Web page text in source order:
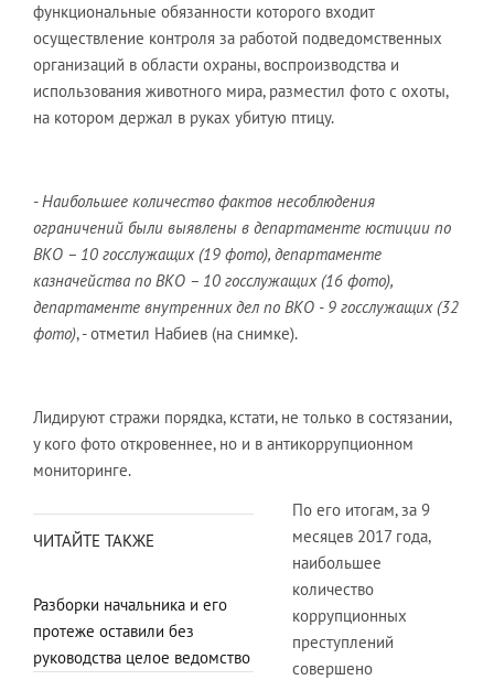
функциональные обязанности которого входит
осуществление контроля за работой подведомственных
организаций в области охраны, воспроизводства и
использования животного мира, разместил фото с охоты,
на котором держал в руках убитую птицу.
- Наибольшее количество фактов несоблюдения
ограничений были выявлены в департаменте юстиции по
ВКО – 10 госслужащих (19 фото), департаменте
казначейства по ВКО – 10 госслужащих (16 фото),
департаменте внутренних дел по ВКО - 9 госслужащих (32
фото), - отметил Набиев (на снимке).
Лидируют стражи порядка, кстати, не только в состязании,
у кого фото откровеннее, но и в антикоррупционном
мониторинге.
ЧИТАЙТЕ ТАКЖЕ
Разборки начальника и его
протеже оставили без
руководства целое ведомство
По его итогам, за 9
месяцев 2017 года,
наибольшее
количество
коррупционных
преступлений
совершено